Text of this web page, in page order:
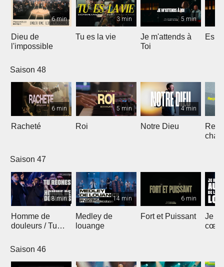
6 min
Dieu de
l'impossible
3 min
Tu es la vie
5 min
Je m'attends à
Toi
Saison 48
6 min
Racheté
5 min
Roi
4 min
Notre Dieu
chant
Saison 47
8 min
Homme de
douleurs / Tu
14 min
Medley de
louange
6 min
Fort et Puissant
Je
cœur
Saison 46